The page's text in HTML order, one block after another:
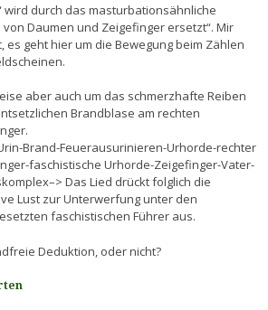
wird durch das masturbationsähnliche
von Daumen und Zeigefinger ersetzt“. Mir
es geht hier um die Bewegung beim Zählen
aber auch um das schmerzhafte Reiben
Brandblase am rechten
Brand-Feuerausurinieren-Urhorde-rechter
faschistische Urhorde-Zeigefinger-Vater-
Das Lied drückt folglich die
Lust zur Unterwerfung unter den
faschistischen Führer aus.
Deduktion, oder nicht?